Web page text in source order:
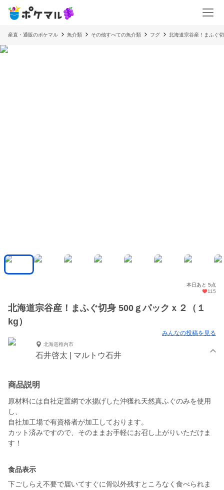
産直・通販のポケマル 魚介類 その他すべての魚介類 フグ 北海道宗谷産！まふぐ
本日あと 5点
115
北海道宗谷産！まふぐ切身 500ｇパックｘ２（１
kg）
みんなの投稿を見る
北海道稚内市
石井啓太 | マルトウ石井
商品説明
原材料には自社定置網で水揚げした沖獲れ天然真ふぐのみを使用
し、
自社加工場で有資格者が加工しております。
カット済みですので、そのままお手軽にお召し上がりいただけま
す！
食品表示
下ごしらえ不要で届いてすぐに骨以外残すところなく食べられま